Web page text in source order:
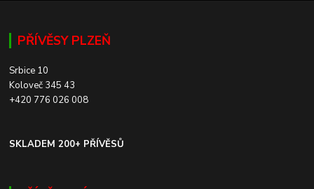
PŘÍVĚSY PLZEŇ
Srbice 10
Koloveč 345 43
+420 776 026 008
SKLADEM 200+ PŘÍVĚSŮ